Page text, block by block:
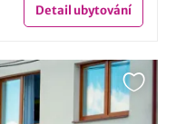
Detailubytování